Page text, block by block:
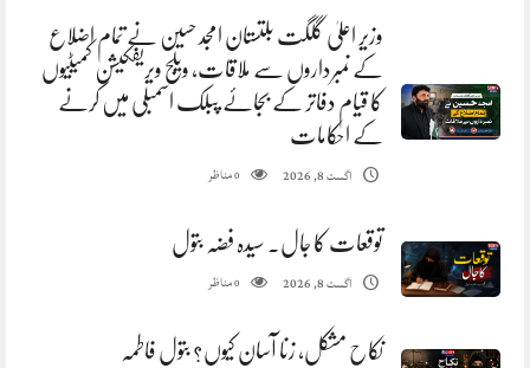
وزیر اعلیٰ گلگت بلتستان امجد حسین نے تمام اضلاع
کے نمبرداروں سے ملاقات، ویلج ویریفکیشن کمیٹیوں
کا قیام دفاتر کے بجائے پبلک اسمبلی میں کرنے
کے احکامات
اگست 8, 2026 0مناظر
توقعات کا جال. سیدہ فضہ بتول
اگست 8, 2026 0مناظر
نکاح مشکل، زنا آسان کیوں؟ بتول فاطمہ